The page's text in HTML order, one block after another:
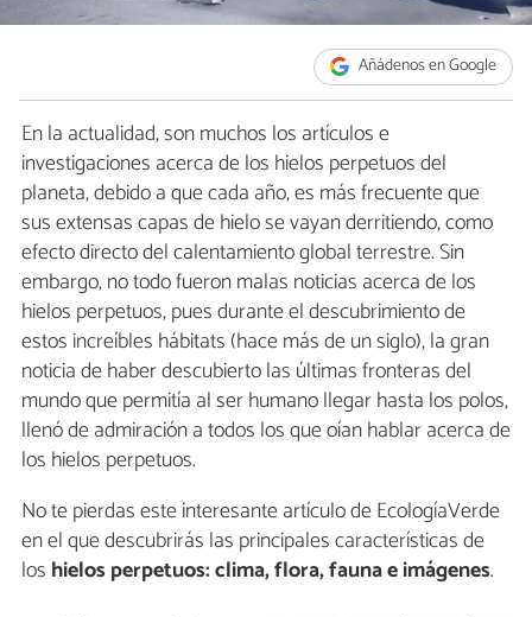
Añádenos en Google
En la actualidad, son muchos los artículos e
investigaciones acerca de los hielos perpetuos del
planeta, debido a que cada año, es más frecuente que
sus extensas capas de hielo se vayan derritiendo, como
efecto directo del calentamiento global terrestre. Sin
embargo, no todo fueron malas noticias acerca de los
hielos perpetuos, pues durante el descubrimiento de
estos increíbles hábitats (hace más de un siglo), la gran
noticia de haber descubierto las últimas fronteras del
mundo que permitía al ser humano llegar hasta los polos,
llenó de admiración a todos los que oían hablar acerca de
los hielos perpetuos.
No te pierdas este interesante artículo de EcologíaVerde
en el que descubrirás las principales características de
los hielos perpetuos: clima, flora, fauna e imágenes.